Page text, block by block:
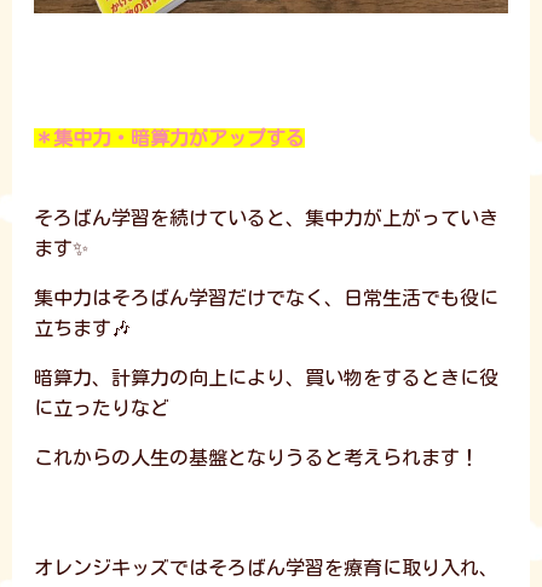
＊集中力・暗算力がアップする
そろばん学習を続けていると、集中力が上がっていき
ます✨
集中力はそろばん学習だけでなく、日常生活でも役に
立ちます🎶
暗算力、計算力の向上により、買い物をするときに役
に立ったりなど
これからの人生の基盤となりうると考えられます！
オレンジキッズではそろばん学習を療育に取り入れ、